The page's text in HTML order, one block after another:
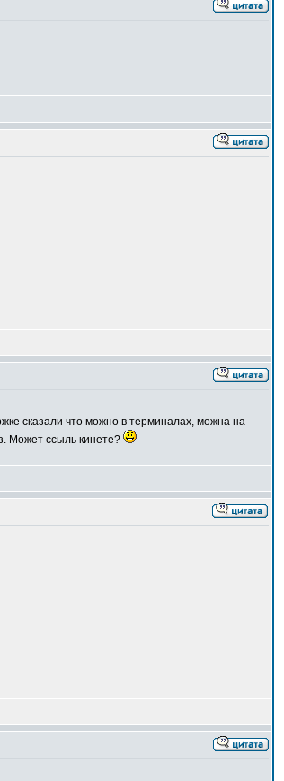
сказали что можно в терминалах, можна на
Может ссыль кинете?